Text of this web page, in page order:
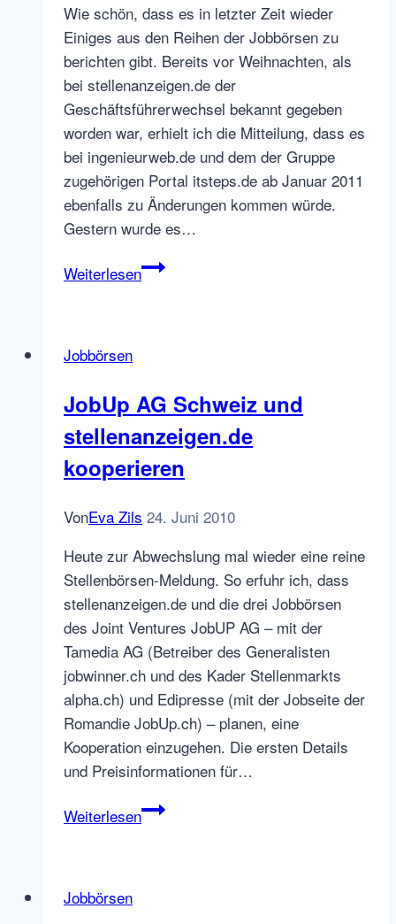
Wie schön, dass es in letzter Zeit wieder
Einiges aus den Reihen der Jobbörsen zu
berichten gibt. Bereits vor Weihnachten, als
bei stellenanzeigen.de der
Geschäftsführerwechsel bekannt gegeben
worden war, erhielt ich die Mitteilung, dass es
bei ingenieurweb.de und dem der Gruppe
zugehörigen Portal itsteps.de ab Januar 2011
ebenfalls zu Änderungen kommen würde.
Gestern wurde es…
Weiterleseningenieurweb.de
Jobbörsen
JobUp AG Schweiz und
stellenanzeigen.de
kooperieren
VonEva Zils 24. Juni 2010
Heute zur Abwechslung mal wieder eine reine
Stellenbörsen-Meldung. So erfuhr ich, dass
stellenanzeigen.de und die drei Jobbörsen
des Joint Ventures JobUP AG – mit der
Tamedia AG (Betreiber des Generalisten
jobwinner.ch und des Kader Stellenmarkts
alpha.ch) und Edipresse (mit der Jobseite der
Romandie JobUp.ch) – planen, eine
Kooperation einzugehen. Die ersten Details
und Preisinformationen für…
WeiterlesenJobUp
Jobbörsen